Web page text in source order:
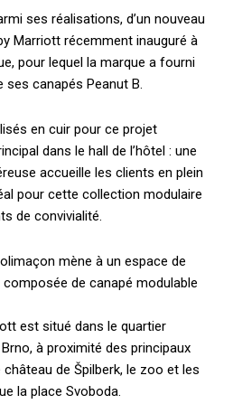
ses réalisations, d’un nouveau
Marriott récemment inauguré à
pour lequel la marque a fourni
canapés Peanut B.
en cuir pour ce projet
dans le hall de l’hôtel : une
accueille les clients en plein
pour cette collection modulaire
de convivialité.
mène à un espace de
de canapé modulable
est situé dans le quartier
à proximité des principaux
de Špilberk, le zoo et les
la place Svoboda.